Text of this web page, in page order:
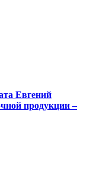
Евгений
продукции –